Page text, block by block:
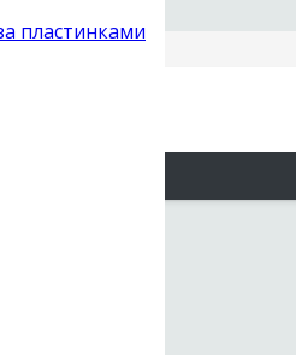
пластинками